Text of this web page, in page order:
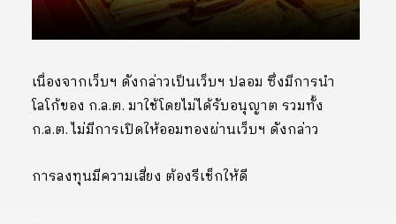
เนื่องจากเว็บฯ ดังกล่าวเป็นเว็บฯ ปลอม ซึ่งมีการนำ
โลโก้ของ ก.ล.ต. มาใช้โดยไม่ได้รับอนุญาต รวมทั้ง
ก.ล.ต. ไม่มีการเปิดให้ออมทองผ่านเว็บฯ ดังกล่าว
การลงทุนมีความเสี่ยง ต้องรีเช็กให้ดี